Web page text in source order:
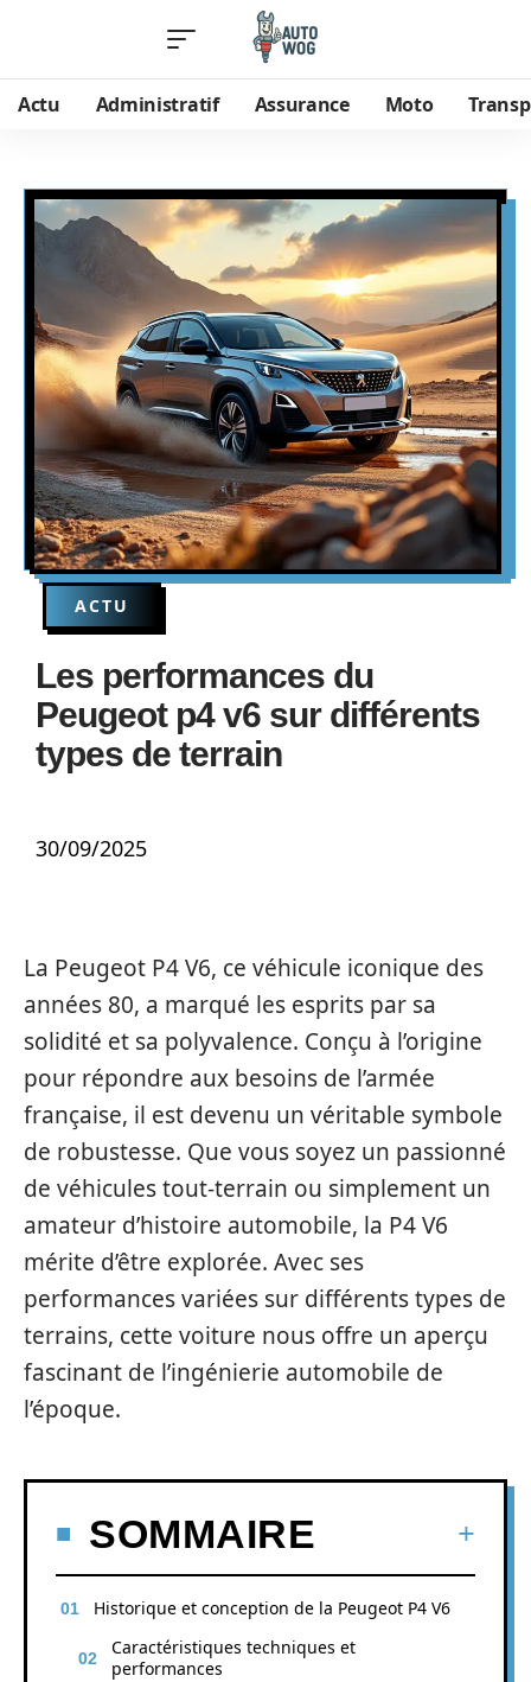
Actu Administratif Assurance Moto
ACTU
Les performances du
Peugeot p4 v6 sur différents
types de terrain
30/09/2025
La Peugeot P4 V6, ce véhicule iconique des
années 80, a marqué les esprits par sa
solidité et sa polyvalence. Conçu à l’origine
pour répondre aux besoins de l’armée
française, il est devenu un véritable symbole
de robustesse. Que vous soyez un passionné
de véhicules tout-terrain ou simplement un
amateur d’histoire automobile, la P4 V6
mérite d’être explorée. Avec ses
performances variées sur différents types de
terrains, cette voiture nous offre un aperçu
fascinant de l’ingénierie automobile de
l’époque.
SOMMAIRE
Historique et conception de la Peugeot P4 V6
Caractéristiques techniques et
performances